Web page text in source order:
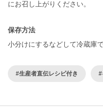
保存方法
小分けにするなどして冷蔵庫
#生産者直伝レシピ付き #